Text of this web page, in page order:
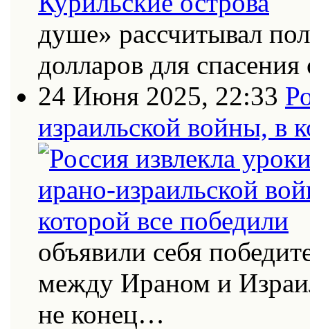
душе» рассчитывал
долларов для спасения
24 Июня 2025, 22:33
израильской войны, в
объявили себя
между Ираном и
не конец…